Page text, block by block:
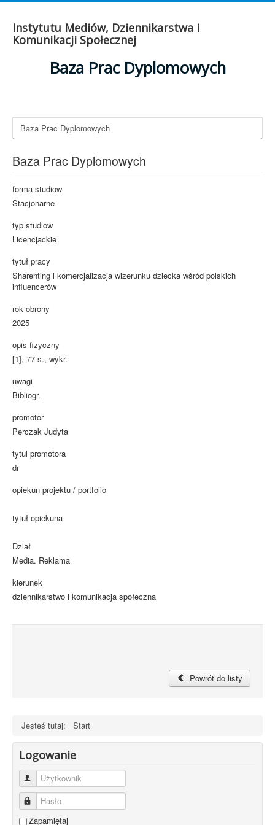
Instytutu Mediów, Dziennikarstwa i
Komunikacji Społecznej
Baza Prac Dyplomowych
Baza Prac Dyplomowych
Baza Prac Dyplomowych
forma studiow
Stacjonarne
typ studiow
Licencjackie
tytuł pracy
Sharenting i komercjalizacja wizerunku dziecka wśród polskich
influencerów
rok obrony
2025
opis fizyczny
[1], 77 s., wykr.
uwagi
Bibliogr.
promotor
Perczak Judyta
tytul promotora
dr
opiekun projektu / portfolio
tytuł opiekuna
Dział
Media. Reklama
kierunek
dziennikarstwo i komunikacja społeczna
Powrót do listy
Jesteś tutaj: Start
Logowanie
Użytkownik
Hasło
Zapamiętaj